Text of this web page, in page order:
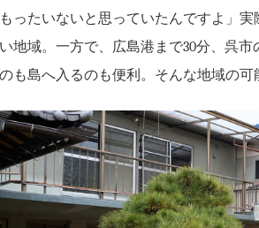
ったいないと思っていたんですよ」
地域。一方で、広島港まで30分、呉
も島へ入るのも便利。そんな地域の可